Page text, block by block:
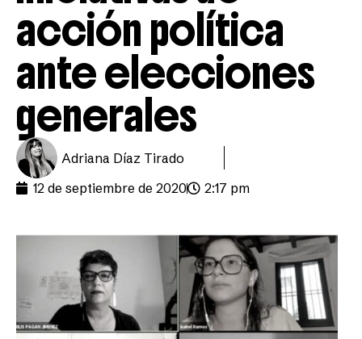
acción política
ante elecciones
generales
Adriana Díaz Tirado
12 de septiembre de 2020
2:17 pm